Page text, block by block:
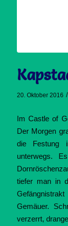
20. Oktober 2016 /
Im Castle of
Der Morgen
die Festung
unterwegs.
tiefer man in
Gemäuer.
verzerrt,